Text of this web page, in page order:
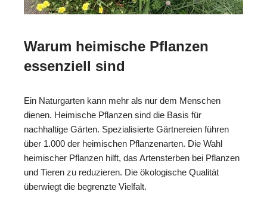
Warum heimische Pflanzen
essenziell sind
Ein Naturgarten kann mehr als nur dem Menschen
dienen. Heimische Pflanzen sind die Basis für
nachhaltige Gärten. Spezialisierte Gärtnereien führen
über 1.000 der heimischen Pflanzenarten. Die Wahl
heimischer Pflanzen hilft, das Artensterben bei Pflanzen
und Tieren zu reduzieren. Die ökologische Qualität
überwiegt die begrenzte Vielfalt.